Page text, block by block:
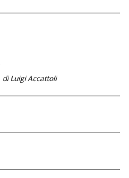
di Luigi Accattoli